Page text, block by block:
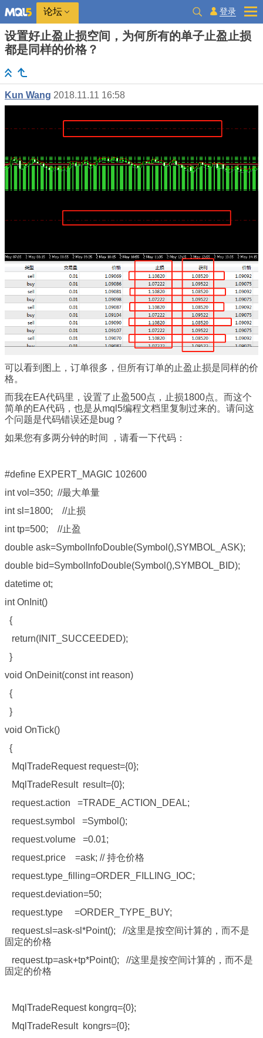
论坛 登录
设置好止盈止损空间，为何所有的单子止盈止损
都是同样的价格？
Kun Wang 2018.11.11 16:58
可以看到图上，订单很多，但所有订单的止盈止损是同样的价
格。
而我在EA代码里，设置了止盈500点，止损1800点。而这个
简单的EA代码，也是从mql5编程文档里复制过来的。请问这
个问题是代码错误还是bug？
如果您有多两分钟的时间 ，请看一下代码：
#define EXPERT_MAGIC 102600
int vol=350; //最大单量
int sl=1800; //止损
int tp=500; //止盈
double ask=SymbolInfoDouble(Symbol(),SYMBOL_ASK);
double bid=SymbolInfoDouble(Symbol(),SYMBOL_BID);
datetime ot;
int OnInit()
{
return(INIT_SUCCEEDED);
}
void OnDeinit(const int reason)
{
}
void OnTick()
{
MqlTradeRequest request={0};
MqlTradeResult result={0};
request.action =TRADE_ACTION_DEAL;
request.symbol =Symbol();
request.volume =0.01;
request.price =ask; // 持仓价格
request.type_filling=ORDER_FILLING_IOC;
request.deviation=50;
request.type =ORDER_TYPE_BUY;
request.sl=ask-sl*Point(); //这里是按空间计算的，而不是
固定的价格
request.tp=ask+tp*Point(); //这里是按空间计算的，而不是
固定的价格
MqlTradeRequest kongrq={0};
MqlTradeResult kongrs={0};